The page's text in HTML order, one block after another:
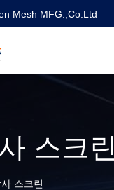
Mesh MFG.,Co.Ltd
스크린
스크린